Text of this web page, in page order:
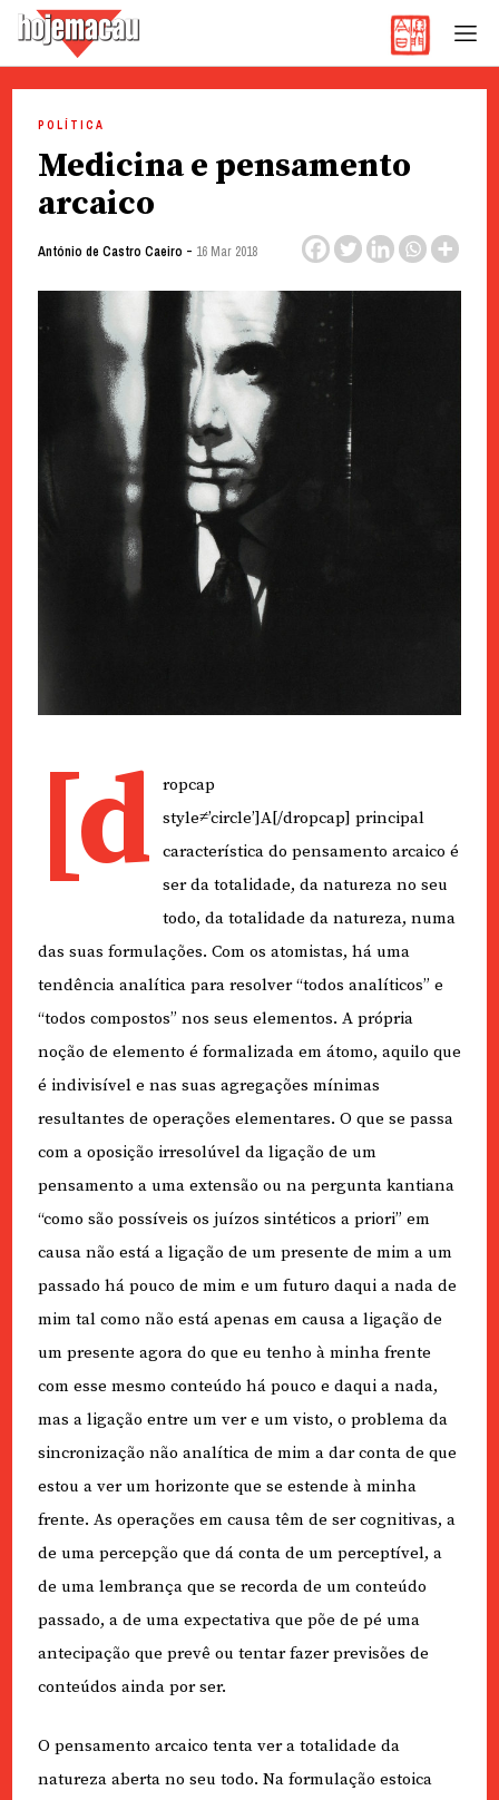
content
POLÍTICA
Medicina e pensamento
arcaico
António de Castro Caeiro - 16 Mar 2018
[d
ropcap
style≠’circle’]A[/dropcap] principal
característica do pensamento arcaico é
ser da totalidade, da natureza no seu
todo, da totalidade da natureza, numa
das suas formulações. Com os atomistas, há uma
tendência analítica para resolver “todos analíticos” e
“todos compostos” nos seus elementos. A própria
noção de elemento é formalizada em átomo, aquilo que
é indivisível e nas suas agregações mínimas
resultantes de operações elementares. O que se passa
com a oposição irresolúvel da ligação de um
pensamento a uma extensão ou na pergunta kantiana
“como são possíveis os juízos sintéticos a priori” em
causa não está a ligação de um presente de mim a um
passado há pouco de mim e um futuro daqui a nada de
mim tal como não está apenas em causa a ligação de
um presente agora do que eu tenho à minha frente
com esse mesmo conteúdo há pouco e daqui a nada,
mas a ligação entre um ver e um visto, o problema da
sincronização não analítica de mim a dar conta de que
estou a ver um horizonte que se estende à minha
frente. As operações em causa têm de ser cognitivas, a
de uma percepção que dá conta de um perceptível, a
de uma lembrança que se recorda de um conteúdo
passado, a de uma expectativa que põe de pé uma
antecipação que prevê ou tentar fazer previsões de
conteúdos ainda por ser.
O pensamento arcaico tenta ver a totalidade da
natureza aberta no seu todo. Na formulação estoica